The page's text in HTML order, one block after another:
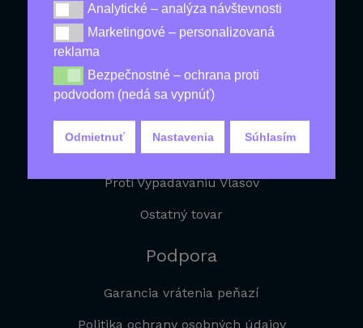
Analytické – analýza návštevnosti
Analytické – analýza návštevnosti
Marketingové – personalizovaná reklama
Marketingové – personalizovaná
reklama
Bezpečnostné – ochrana proti podvodom (nedá sa
Bezpečnostné – ochrana proti
podvodom (nedá sa vypnúť)
Odmietnuť Nastavenia Súhlasím
Najlacnejšie
Produkty Pre Mužov
Na Chudnutie
Produkty Proti Starnutiu
Proti Vypadávaniu Vlasov
Ostatný tovar
Podpora
Garancia vrátenia peňazí
Politika ochrany osobných údajov